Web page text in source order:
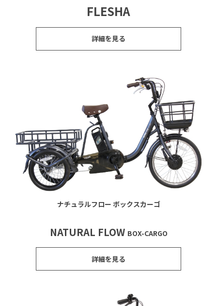
FLESHA
詳細を見る
ナチュラルフロー ボックスカーゴ
NATURAL FLOW BOX-CARGO
詳細を見る